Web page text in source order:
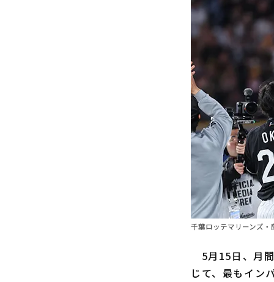
千葉ロッテマリーンズ
5月15日、月
じて、最もイン